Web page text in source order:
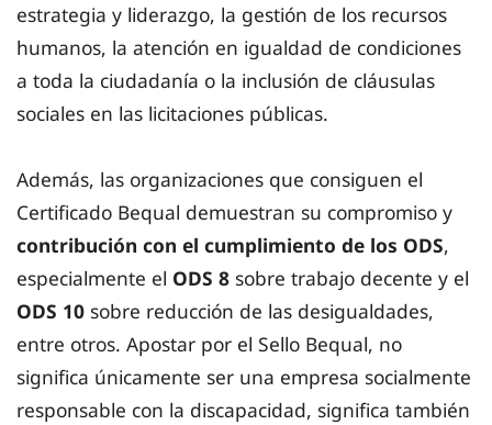
estrategia y liderazgo, la gestión de los recursos
humanos, la atención en igualdad de condiciones
a toda la ciudadanía o la inclusión de cláusulas
sociales en las licitaciones públicas.
Además, las organizaciones que consiguen el
Certificado Bequal demuestran su compromiso y
contribución con el cumplimiento de los ODS,
especialmente el ODS 8 sobre trabajo decente y el
ODS 10 sobre reducción de las desigualdades,
entre otros. Apostar por el Sello Bequal, no
significa únicamente ser una empresa socialmente
responsable con la discapacidad, significa también